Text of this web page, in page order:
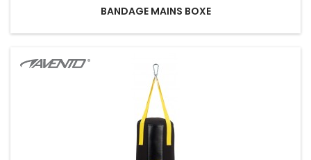
BANDAGE MAINS BOXE